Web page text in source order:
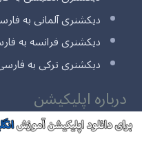
دیکشنری آلمانی به
دیکشنری فرانسه به
دیکشنری ترکی به
درباره اپلیکیشن
اپلیکیشن “زبان بیاموز” با